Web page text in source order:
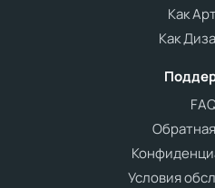
Как
Как
Условия